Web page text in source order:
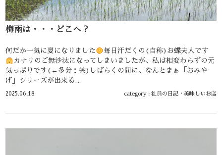
梅雨は・・・どこへ？
何だか一気に夏になりました
毎日汗だくの(自称)お蝶夫人です
カナリのご無沙汰になってしまいましたが、私は相変わらずの元
気っぷりです(←多分：笑)しばらくの間に、なんとまぁ「おみや
げ」シリーズが出来る…
2025.06.18 category : 社員の日記・ 美味しいお店